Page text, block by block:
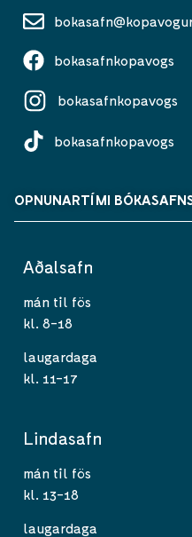
bokasafnkopavogs
bokasafnkopavogs
bokasafnkopavogs
OPNUNARTÍMI
Aðalsafn
mán til fös
kl. 8-18
laugardaga
kl. 11-17
Lindasafn
mán til fös
kl. 13-18
laugardaga